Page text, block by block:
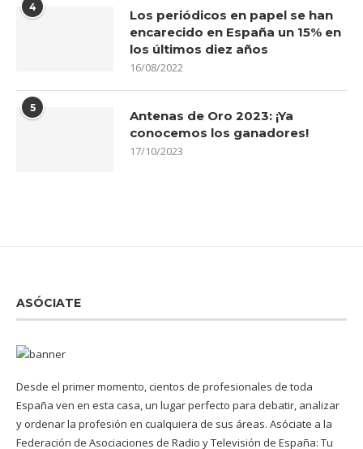
4
Los periódicos en papel se han
encarecido en España un 15% en
los últimos diez años
16/08/2022
5
Antenas de Oro 2023: ¡Ya
conocemos los ganadores!
17/10/2023
ASÓCIATE
Desde el primer momento, cientos de profesionales de toda
España ven en esta casa, un lugar perfecto para debatir, analizar
y ordenar la profesión en cualquiera de sus áreas. Asóciate a la
Federación de Asociaciones de Radio y Televisión de España: Tu